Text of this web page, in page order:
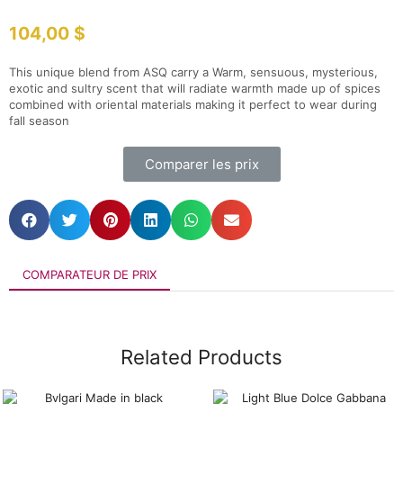
104,00 $
This unique blend from ASQ carry a Warm, sensuous, mysterious,
exotic and sultry scent that will radiate warmth made up of spices
combined with oriental materials making it perfect to wear during
fall season
Comparer les prix
COMPARATEUR DE PRIX
Related Products